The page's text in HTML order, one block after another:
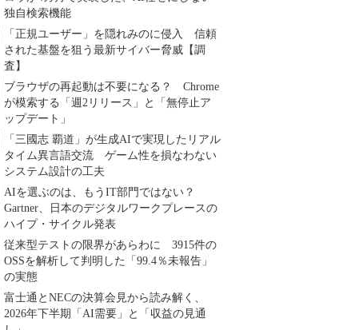
独自検索機能
「正規ユーザー」を隠れみのに侵入 信頼
された基盤を狙う最新サイバー脅威【調
査】
ブラウザの再起動は不要になる？ Chrome
が模索する「週2リリース」と「無停止ア
ップデート」
「三國志 覇道」が生成AIで実現したリアル
タイム異言語交流 ゲーム性を損なわない
システム設計の工夫
AIを選ぶのは、もうIT部門ではない？
Gartner、日本のデジタルワークプレースの
ハイプ・サイクル発表
従来型テストの限界があらわに 3915件の
OSSを解析して判明した「99.4％未報告」
の実態
富士通とNECの決算会見から読み解く、
2026年下半期「AI需要」と「収益の見通